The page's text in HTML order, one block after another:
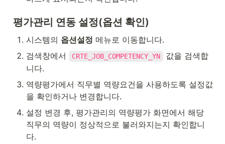
평가관리 연동 설정(옵션 확인)
시스템의 옵션설정 메뉴로 이동합니다.
검색창에서
CRTE_JOB_COMPETENCY_YN
값을 검색합
니다.
역량평가에서 직무별 역량요건을 사용하도록 설정값
을 확인하거나 변경합니다.
설정 변경 후, 평가관리의 역량평가 화면에서 해당
직무의 역량이 정상적으로 불러와지는지 확인합니
다.